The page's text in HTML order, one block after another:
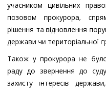
учасником цивільних
позовом прокурора,
рішення та відновлення
держави чи територіальної
Також у прокурора не
раду до звернення до
захисту інтересів